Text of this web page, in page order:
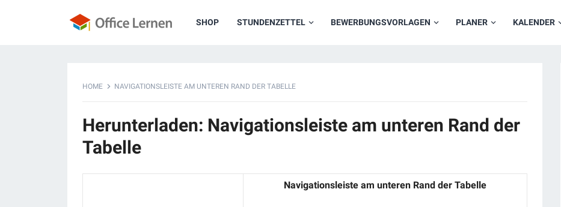
SHOP STUNDENZETTEL BEWERBUNGSVORLAGEN PLANER KALENDER
HOME NAVIGATIONSLEISTE AM UNTEREN RAND DER TABELLE
Herunterladen: Navigationsleiste am unteren Rand der
Tabelle
Navigationsleiste am unteren Rand der Tabelle